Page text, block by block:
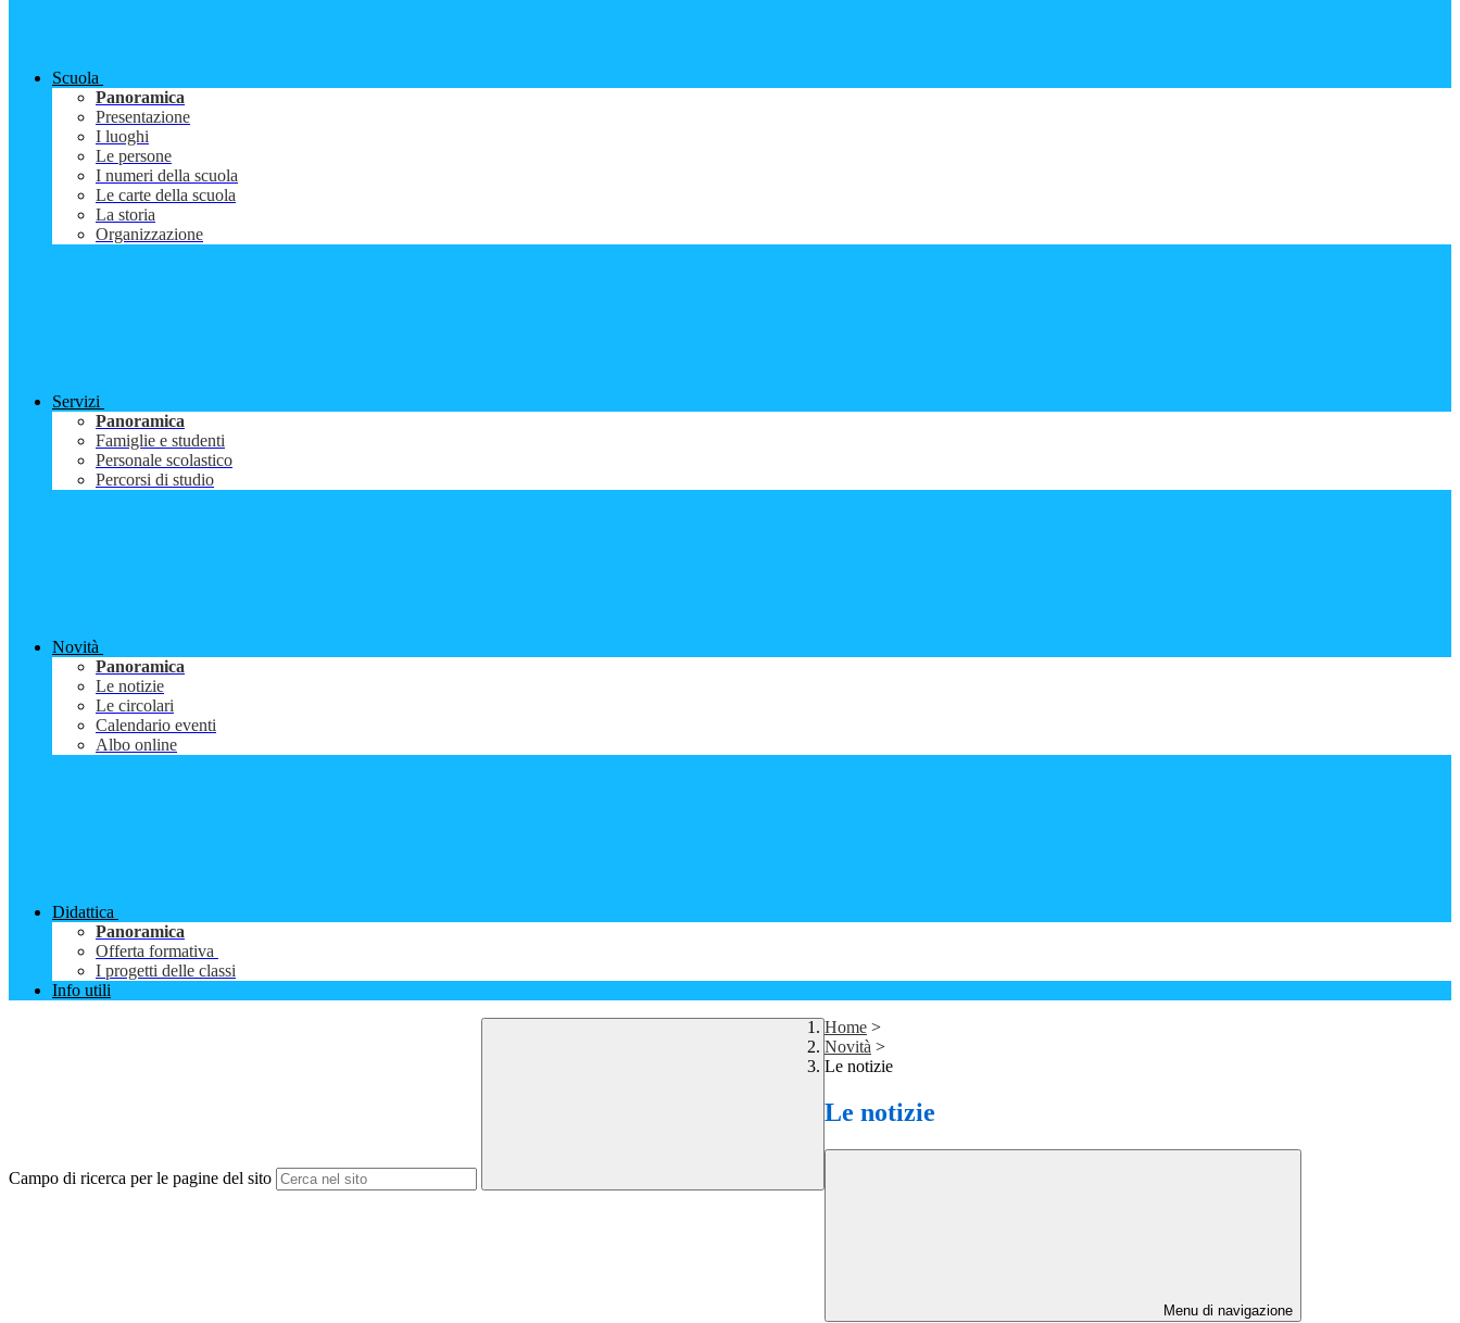
Scuola
Panoramica
Presentazione
I luoghi
Le persone
I numeri della scuola
Le carte della scuola
La storia
Organizzazione
Servizi
Panoramica
Famiglie e studenti
Personale scolastico
Percorsi di studio
Novità
Panoramica
Le notizie
Le circolari
Calendario eventi
Albo online
Didattica
Panoramica
Offerta formativa
I progetti delle classi
Info utili
Campo di ricerca per le pagine del sito
Home >
Novità >
Le notizie
Le notizie
Menu di navigazione